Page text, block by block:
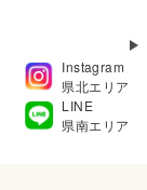
Instagram
県北エリア
LINE
県南エリア